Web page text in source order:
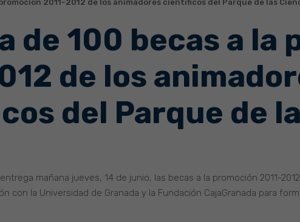
2011-2012 de los animadores científicos del Parque de las
de 100 becas a la
de los
del Parque de
mañana jueves, 14 de junio, las becas a la promoción 2011-
con la Universidad de Granada y la Fundación CajaGranada para